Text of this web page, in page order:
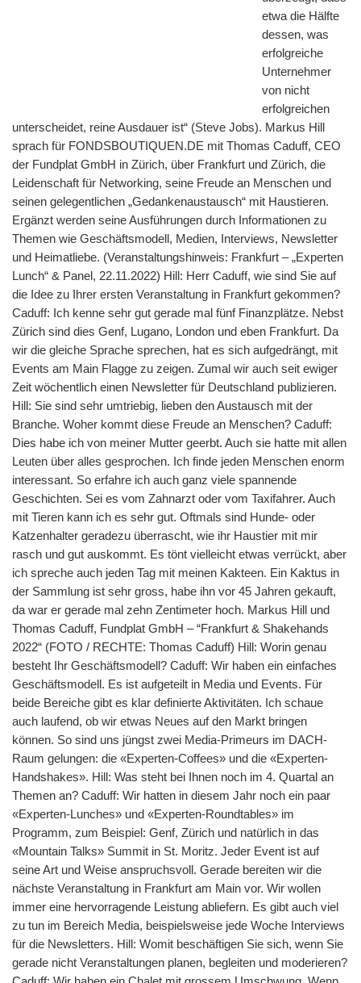
etwa die Hälfte
dessen, was
erfolgreiche
Unternehmer
von nicht
erfolgreichen
unterscheidet, reine Ausdauer ist“ (Steve Jobs). Markus Hill
sprach für FONDSBOUTIQUEN.DE mit Thomas Caduff, CEO
der Fundplat GmbH in Zürich, über Frankfurt und Zürich, die
Leidenschaft für Networking, seine Freude an Menschen und
seinen gelegentlichen „Gedankenaustausch“ mit Haustieren.
Ergänzt werden seine Ausführungen durch Informationen zu
Themen wie Geschäftsmodell, Medien, Interviews, Newsletter
und Heimatliebe. (Veranstaltungshinweis: Frankfurt – „Experten
Lunch“ & Panel, 22.11.2022) Hill: Herr Caduff, wie sind Sie auf
die Idee zu Ihrer ersten Veranstaltung in Frankfurt gekommen?
Caduff: Ich kenne sehr gut gerade mal fünf Finanzplätze. Nebst
Zürich sind dies Genf, Lugano, London und eben Frankfurt. Da
wir die gleiche Sprache sprechen, hat es sich aufgedrängt, mit
Events am Main Flagge zu zeigen. Zumal wir auch seit ewiger
Zeit wöchentlich einen Newsletter für Deutschland publizieren.
Hill: Sie sind sehr umtriebig, lieben den Austausch mit der
Branche. Woher kommt diese Freude an Menschen? Caduff:
Dies habe ich von meiner Mutter geerbt. Auch sie hatte mit allen
Leuten über alles gesprochen. Ich finde jeden Menschen enorm
interessant. So erfahre ich auch ganz viele spannende
Geschichten. Sei es vom Zahnarzt oder vom Taxifahrer. Auch
mit Tieren kann ich es sehr gut. Oftmals sind Hunde- oder
Katzenhalter geradezu überrascht, wie ihr Haustier mit mir
rasch und gut auskommt. Es tönt vielleicht etwas verrückt, aber
ich spreche auch jeden Tag mit meinen Kakteen. Ein Kaktus in
der Sammlung ist sehr gross, habe ihn vor 45 Jahren gekauft,
da war er gerade mal zehn Zentimeter hoch. Markus Hill und
Thomas Caduff, Fundplat GmbH – “Frankfurt & Shakehands
2022“ (FOTO / RECHTE: Thomas Caduff) Hill: Worin genau
besteht Ihr Geschäftsmodell? Caduff: Wir haben ein einfaches
Geschäftsmodell. Es ist aufgeteilt in Media und Events. Für
beide Bereiche gibt es klar definierte Aktivitäten. Ich schaue
auch laufend, ob wir etwas Neues auf den Markt bringen
können. So sind uns jüngst zwei Media-Primeurs im DACH-
Raum gelungen: die «Experten-Coffees» und die «Experten-
Handshakes». Hill: Was steht bei Ihnen noch im 4. Quartal an
Themen an? Caduff: Wir hatten in diesem Jahr noch ein paar
«Experten-Lunches» und «Experten-Roundtables» im
Programm, zum Beispiel: Genf, Zürich und natürlich in das
«Mountain Talks» Summit in St. Moritz. Jeder Event ist auf
seine Art und Weise anspruchsvoll. Gerade bereiten wir die
nächste Veranstaltung in Frankfurt am Main vor. Wir wollen
immer eine hervorragende Leistung abliefern. Es gibt auch viel
zu tun im Bereich Media, beispielsweise jede Woche Interviews
für die Newsletters. Hill: Womit beschäftigen Sie sich, wenn Sie
gerade nicht Veranstaltungen planen, begleiten und moderieren?